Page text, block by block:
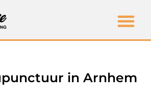
in Arnhem